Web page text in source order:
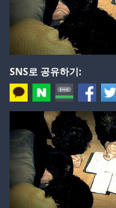
SNS로 공유하기: